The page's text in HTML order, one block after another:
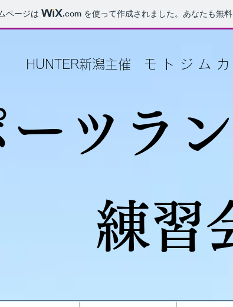
ページは .com を使って作成されました。あなたも無
HUNTER新潟主催 モトジム
ーツラ
練習